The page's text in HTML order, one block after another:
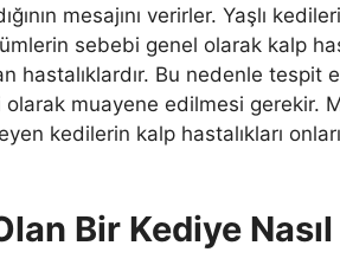
mesajını verirler. Yaşlı
sebebi genel olarak kalp
hastalıklardır. Bu nedenle tespit
olarak muayene edilmesi gerekir.
kedilerin kalp hastalıkları
Bir Kediye Nasıl